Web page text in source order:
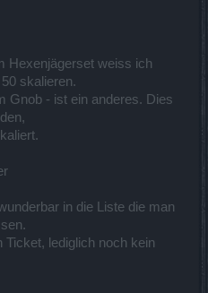
Hexenjägerset weiss ich
skalieren.
Gnob - ist ein anderes. Dies
in die Liste die man
Ticket, lediglich noch kein